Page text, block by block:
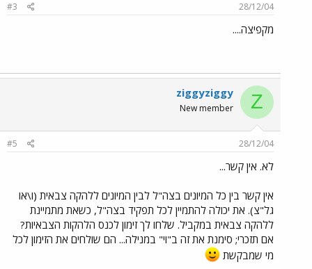
28/12/04
#3
מקפיצה....
Z
ziggyziggy
New member
28/12/04
#5
לא. אין קשר...
אין קשר בין כל המיונים בצה"ל לבין המיונים ללהקה צבאית (ו\או
גל"צ). את יכולה להתמיין לכל תפקיד בצה"ל, כשאת מתמיינת
ללהקה צבאית במקביל. שלחו לך זימון לכנס הלהקות הצבאיות?
אם תזכרי; סימנת את זה ב"וי" במנילה... הם שולחים את הזימון לכל
מי שמבקשת